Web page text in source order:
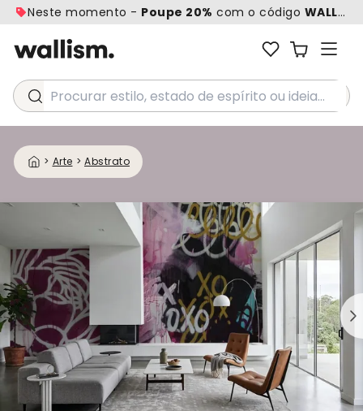
Neste momento - Poupe 20% com o código WALL20
Procurar estilo, estado de espírito ou ideia...
> Arte > Abstrato